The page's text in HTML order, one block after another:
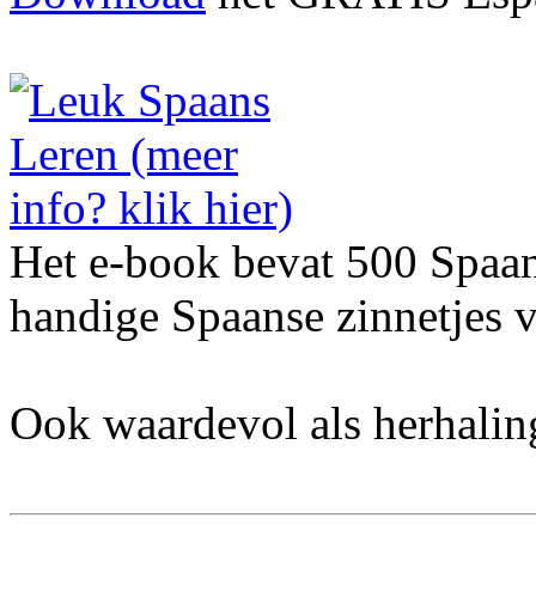
Het e-book bevat 500
handige Spaanse zinnetjes
Ook waardevol als